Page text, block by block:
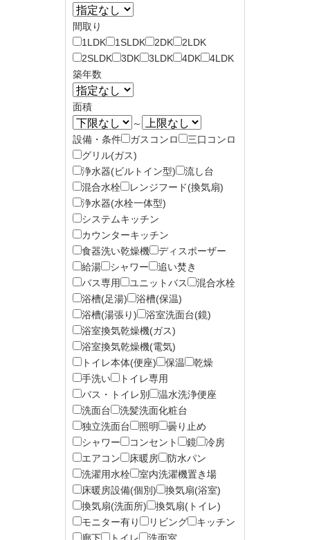
間取り
1LDK
1SLDK 2DK
2LDK
2SLDK
3DK 3LDK 4DK
4LDK
築年数
面積
～
設備・条件
ガスコンロ
三口コンロ
グリル(ガス)
浄水器(ビルトイン型)
流し台
混合水栓
レンジフード(換気扇)
浄水器(水栓一体型)
システムキッチン
カウンターキッチン
食器洗い乾燥機
ディスポーザー
給湯
シャワー
追い焚き
バス専用
ユニットバス
混合水栓
浴槽(足湯)
浴槽(保温)
浴槽(湯張り)
浴室洗面台(鏡)
浴室換気乾燥機(ガス)
浴室換気乾燥機(電気)
トイレ本体(便座)
保温
乾燥
手洗い
トイレ専用
バス・トイレ別
温水洗浄便座
洗面台
洗髪洗面化粧台
独立洗面台
照明
曇り止め
シャワー
コンセント 鏡
冷房
エアコン
床暖房
防水パン
洗濯用水栓
室内洗濯機置き場
床暖房設備(個別)
換気扇(浴室)
換気扇(洗面所)
換気扇(トイレ)
モニター有り
リビング
キッチン